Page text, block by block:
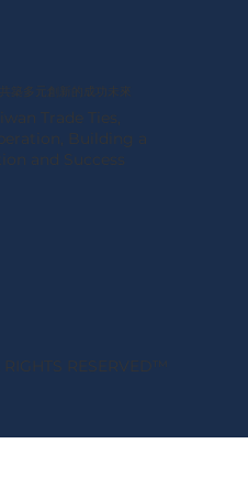
築多元創新的成功未來
Trade Ties,
Building a
and Success
RESERVED